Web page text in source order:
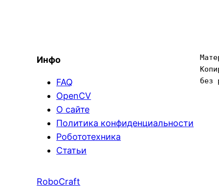
Инфо
FAQ
OpenCV
О сайте
Политика конфиденциальности
Робототехника
Статьи
без
RoboCraft